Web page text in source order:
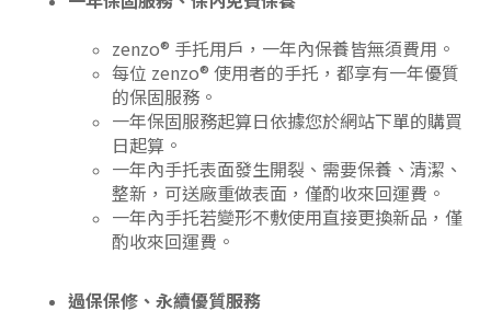
zenzo® 手托用戶，一年內保養皆無須費用。
每位 zenzo® 使用者的手托，都享有一年優質
的保固服務。
一年保固服務起算日依據您於網站下單的購買
日起算。
一年內手托表面發生開裂、需要保養、清潔、
整新，可送廠重做表面，僅酌收來回運費。
一年內手托若變形不敷使用直接更換新品，僅
酌收來回運費。
過保保修、永續優質服務